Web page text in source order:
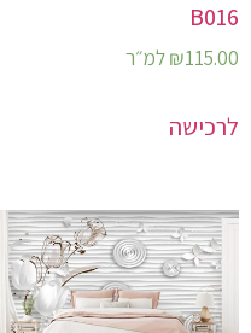
B016
₪115.00 למ״ר
לרכישה